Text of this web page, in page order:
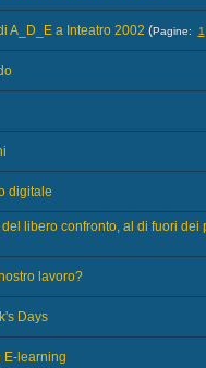
A_D_E a Inteatro 2002 (Pagine: 1
digitale
libero confronto, al di fuori dei
lavoro?
Days
E-learning